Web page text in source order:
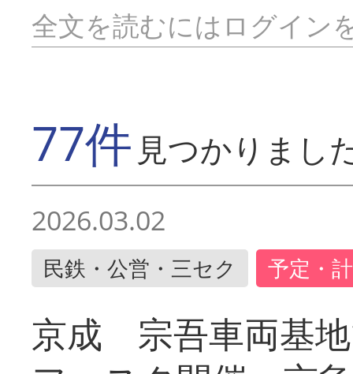
全文を読むにはログイン
77件 見つかりまし
2026.03.02
民鉄・公営・三セク 予定・
京成 宗吾車両基